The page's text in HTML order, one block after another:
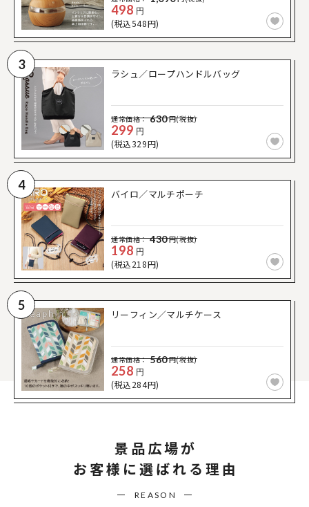
498 円
(税込548円)
3
ラシュ／ロープハンドルバッグ
通常価格： 630円(税抜)
299 円
(税込329円)
4
バイロ／マルチポーチ
通常価格： 430円(税抜)
198 円
(税込218円)
5
リーフィン／マルチケース
通常価格： 560円(税抜)
258 円
(税込284円)
景品広場が
お客様に選ばれる理由
REASON